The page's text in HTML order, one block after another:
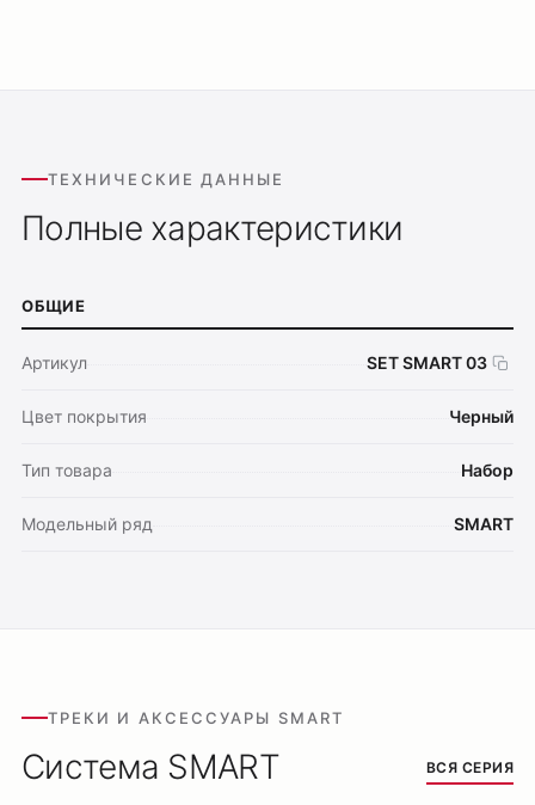
ТЕХНИЧЕСКИЕ ДАННЫЕ
Полные характеристики
ОБЩИЕ
Артикул SET SMART 03
Цвет покрытия Черный
Тип товара Набор
Модельный ряд SMART
ТРЕКИ И АКСЕССУАРЫ SMART
Система SMART ВСЯ СЕРИЯ